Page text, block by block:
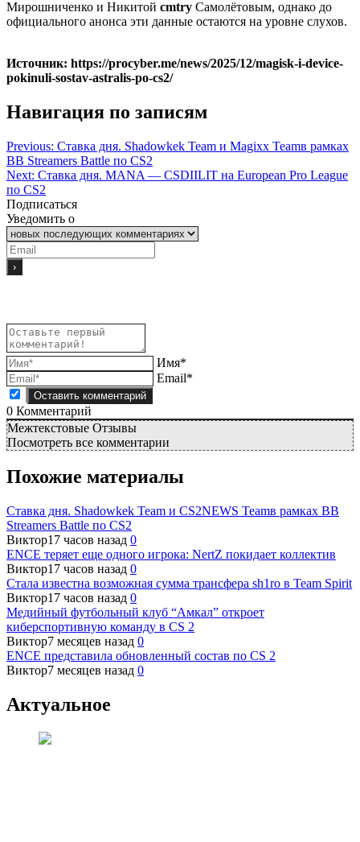
Мирошниченко и Никитой cmtry Самолётовым, однако до
официального анонса эти данные остаются на уровне слухов.
Источник: https://procyber.me/news/2025/12/magisk-i-device-
pokinuli-sostav-astralis-po-cs2/
Навигация по записям
Previous: Ставка дня. Shadowkek Team и Magixx Teamв рамках
BB Streamers Battle по CS2
Next: Ставка дня. MANA — CSDIILIT на European Pro League
по CS2
Подписаться
Уведомить о
Имя*
Email*
0 Комментарий
Межтекстовые Отзывы
Посмотреть все комментарии
Похожие материалы
Ставка дня. Shadowkek Team и CS2NEWS Teamв рамках BB
Streamers Battle по CS2
Виктор17 часов назад 0
ENCE теряет еще одного игрока: NertZ покидает коллектив
Виктор17 часов назад 0
Стала известна возможная сумма трансфера sh1ro в Team Spirit
Виктор17 часов назад 0
Медийный футбольный клуб “Амкал” откроет
киберспортивную команду в CS 2
Виктор7 месяцев назад 0
ENCE представила обновленный состав по CS 2
Виктор7 месяцев назад 0
Актуальное